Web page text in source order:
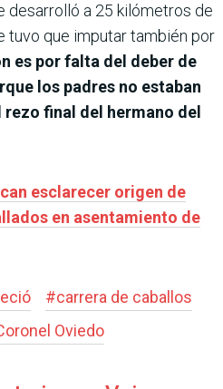
desarrolló a 25 kilómetros de
tuvo que imputar también por
es por falta del deber de
los padres no estaban
final del hermano del
esclarecer origen de
en asentamiento de
#carrera de caballos
Oviedo